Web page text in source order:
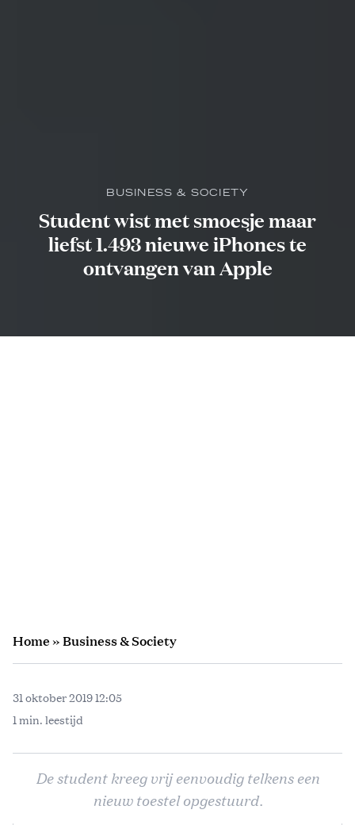
BUSINESS & SOCIETY
Student wist met smoesje maar
liefst 1.493 nieuwe iPhones te
ontvangen van Apple
Home»Business & Society
31 oktober 2019 12:05
1 min. leestijd
De student kreeg vrij eenvoudig telkens een
nieuw toestel opgestuurd.